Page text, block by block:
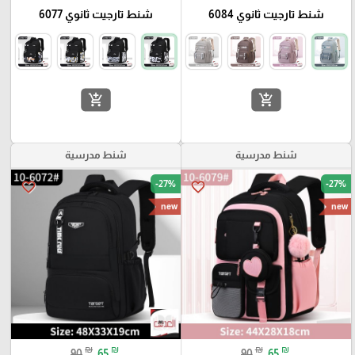
شنط تارجيت ثانوي 6084
add_shopping_cart
شنط تارجيت ثانوي 6077
add_shopping_cart
شنط مدرسية
favorite_border -27%
new
₪ ₪
شنط مدرسية
favorite_border -27%
new
₪ ₪